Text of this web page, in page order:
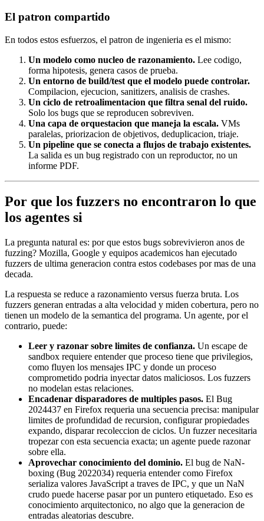
El patron compartido
En todos estos esfuerzos, el patron de ingenieria es el mismo:
Un modelo como nucleo de razonamiento. Lee codigo,
forma hipotesis, genera casos de prueba.
Un entorno de build/test que el modelo puede controlar.
Compilacion, ejecucion, sanitizers, analisis de crashes.
Un ciclo de retroalimentacion que filtra senal del ruido.
Solo los bugs que se reproducen sobreviven.
Una capa de orquestacion que maneja la escala. VMs
paralelas, priorizacion de objetivos, deduplicacion, triaje.
Un pipeline que se conecta a flujos de trabajo existentes.
La salida es un bug registrado con un reproductor, no un
informe PDF.
Por que los fuzzers no encontraron lo que
los agentes si
La pregunta natural es: por que estos bugs sobrevivieron anos de
fuzzing? Mozilla, Google y equipos academicos han ejecutado
fuzzers de ultima generacion contra estos codebases por mas de una
decada.
La respuesta se reduce a razonamiento versus fuerza bruta. Los
fuzzers generan entradas a alta velocidad y miden cobertura, pero no
tienen un modelo de la semantica del programa. Un agente, por el
contrario, puede:
Leer y razonar sobre limites de confianza. Un escape de
sandbox requiere entender que proceso tiene que privilegios,
como fluyen los mensajes IPC y donde un proceso
comprometido podria inyectar datos maliciosos. Los fuzzers
no modelan estas relaciones.
Encadenar disparadores de multiples pasos. El Bug
2024437 en Firefox requeria una secuencia precisa: manipular
limites de profundidad de recursion, configurar propiedades
expando, disparar recoleccion de ciclos. Un fuzzer necesitaria
tropezar con esta secuencia exacta; un agente puede razonar
sobre ella.
Aprovechar conocimiento del dominio. El bug de NaN-
boxing (Bug 2022034) requeria entender como Firefox
serializa valores JavaScript a traves de IPC, y que un NaN
crudo puede hacerse pasar por un puntero etiquetado. Eso es
conocimiento arquitectonico, no algo que la generacion de
entradas aleatorias descubre.